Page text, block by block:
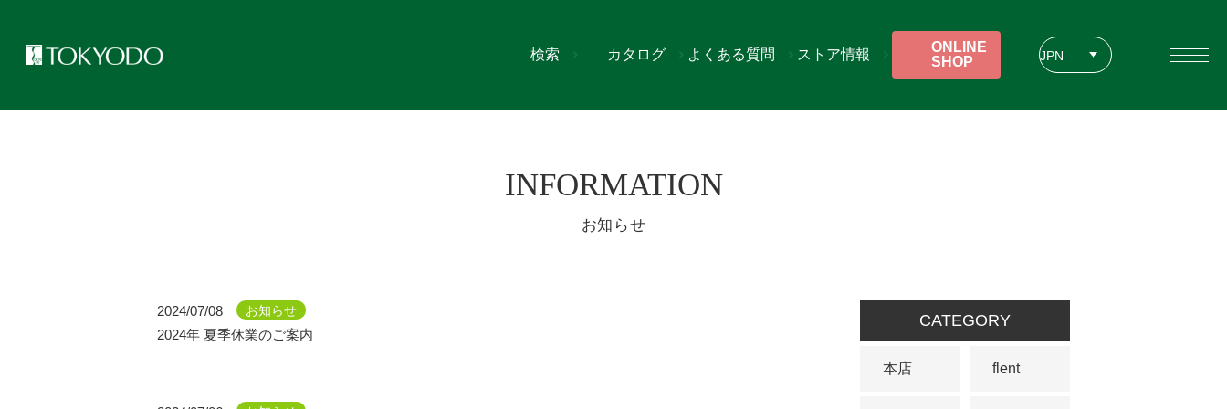
検索 JPN
カタログ よくある質問 ストア情報
ONLINE
SHOP
INFORMATION
お知らせ
2024/07/08 お知らせ
2024年 夏季休業のご案内
CATEGORY
本店 flent